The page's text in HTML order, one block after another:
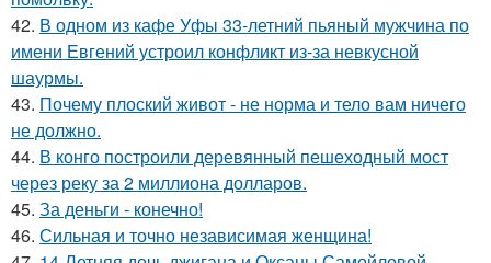
42. В одном из кафе Уфы 33-летний пьяный мужчина по
имени Евгений устроил конфликт из-за невкусной
шаурмы.
43. Почему плоский живот - не норма и тело вам ничего
не должно.
44. В конго построили деревянный пешеходный мост
через реку за 2 миллиона долларов.
45. За деньги - конечно!
46. Сильная и точно независимая женщина!